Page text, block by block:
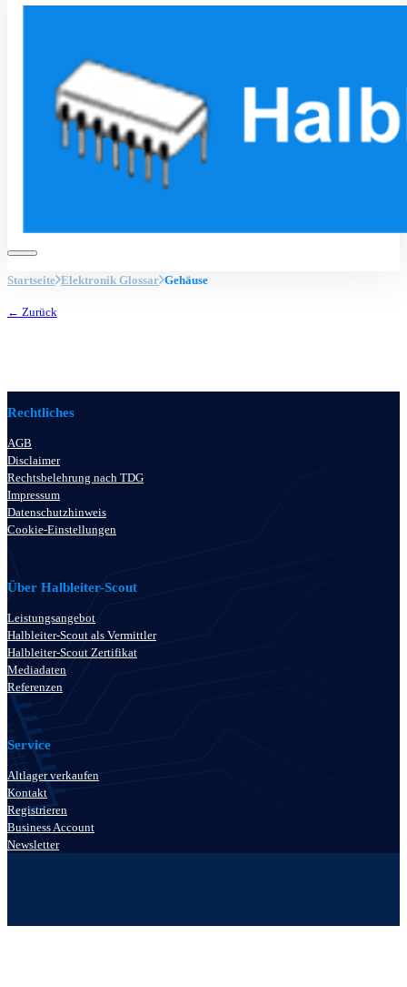
Startseite Elektronik Glossar Gehäuse
← Zurück
Rechtliches
AGB
Disclaimer
Rechtsbelehrung nach TDG
Impressum
Datenschutzhinweis
Cookie-Einstellungen
Über Halbleiter-Scout
Leistungsangebot
Halbleiter-Scout als Vermittler
Halbleiter-Scout Zertifikat
Mediadaten
Referenzen
Service
Altlager verkaufen
Kontakt
Registrieren
Business Account
Newsletter